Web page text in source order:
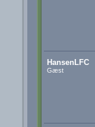
HansenLFC
Gæst